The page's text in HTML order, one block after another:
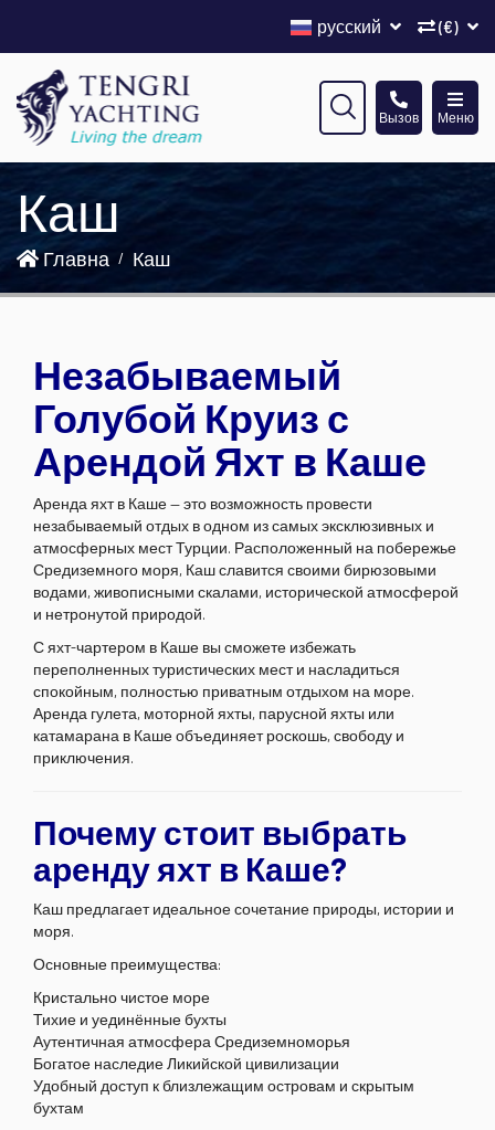
(€)
русский
Меню
Вызов
Каш
Главна Каш
Незабываемый
Голубой Круиз с
Арендой Яхт в Каше
Аренда яхт в Каше — это возможность провести
незабываемый отдых в одном из самых эксклюзивных и
атмосферных мест Турции. Расположенный на побережье
Средиземного моря, Каш славится своими бирюзовыми
водами, живописными скалами, исторической атмосферой
и нетронутой природой.
С яхт-чартером в Каше вы сможете избежать
переполненных туристических мест и насладиться
спокойным, полностью приватным отдыхом на море.
Аренда гулета, моторной яхты, парусной яхты или
катамарана в Каше объединяет роскошь, свободу и
приключения.
Почему стоит выбрать
аренду яхт в Каше?
Каш предлагает идеальное сочетание природы, истории и
моря.
Основные преимущества:
Кристально чистое море
Тихие и уединённые бухты
Аутентичная атмосфера Средиземноморья
Богатое наследие Ликийской цивилизации
Удобный доступ к близлежащим островам и скрытым
бухтам